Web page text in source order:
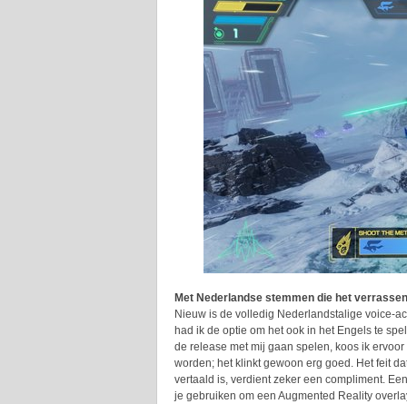
Met Nederlandse stemmen die het
Nieuw is de volledig Nederlandstalige voice-
had ik de optie om het ook in het Engels te
de release met mij gaan spelen, koos ik
worden; het klinkt gewoon erg goed. Het feit
vertaald is, verdient zeker een compliment.
je gebruiken om een Augmented Reality